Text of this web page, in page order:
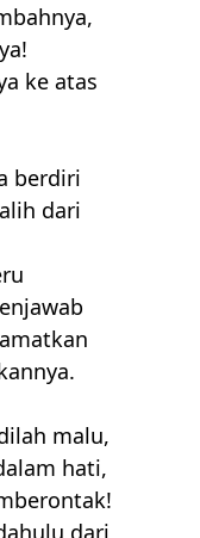
ke atas
berdiri
dari
malu,
hati,
dari